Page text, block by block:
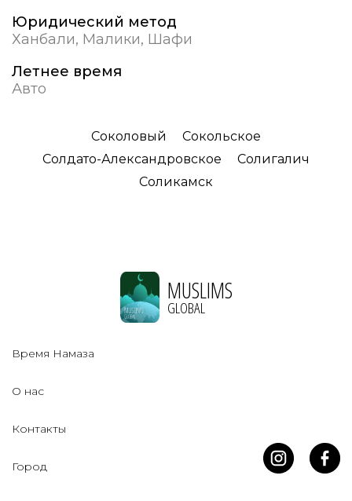
Юридический метод
Ханбали, Малики, Шафи
Летнее время
Авто
Соколовый
Сокольское
Солдато-Александровское
Солигалич
Соликамск
MUSLIMS
GLOBAL
Время Намаза
О нас
Контакты
Город